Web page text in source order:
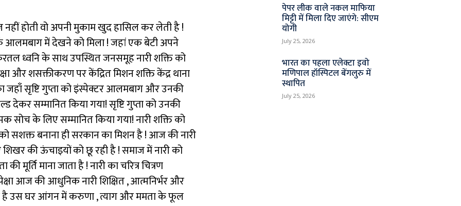
होती वो अपनी मुकाम खुद हासिल कर लेती है !
आलमबाग में देखने को मिला ! जहां एक बेटी अपने
ध्वनि के साथ उपस्थित जनसमूह नारी शक्ति को
और शसक्तीकरण पर केंद्रित मिशन शक्ति केंद्र थाना
जहाँ सृष्टि गुप्ता को इंस्पेक्टर आलमबाग और उनकी
देकर सम्मानित किया गया! सृष्टि गुप्ता को उनकी
सोच के लिए सम्मानित किया गया! नारी शक्ति को
सशक्त बनाना ही सरकान का मिशन है ! आज की नारी
की ऊंचाइयों को छू रही है ! समाज में नारी को
माना जाता है ! नारी का चरित्र चित्रण
आज की आधुनिक नारी शिक्षित , आत्मनिर्भर और
है उस घर आंगन में करुणा , त्याग और ममता के फूल
पेपर लीक वाले नकल माफिया
मिट्टी में मिला दिए जाएंगे: सीएम
योगी
July 25, 2026
भारत का पहला एलेक्टा इवो
मणिपाल हॉस्पिटल बेंगलुरु में
स्थापित
July 25, 2026